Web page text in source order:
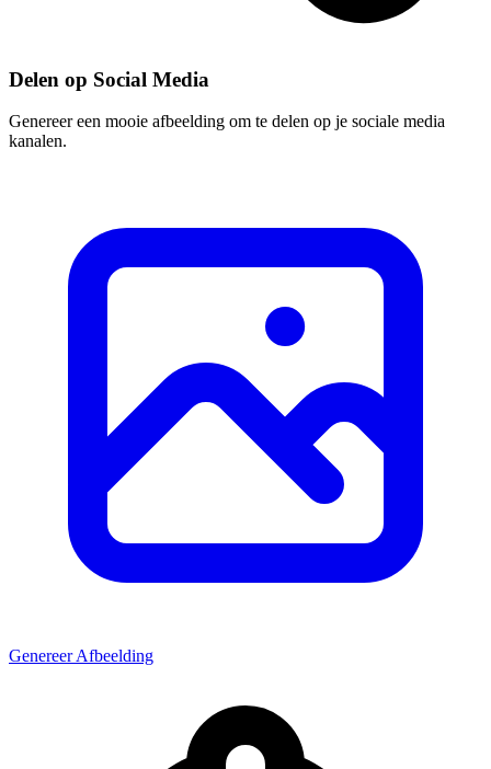
Delen op Social Media
Genereer een mooie afbeelding om te delen op je sociale media
kanalen.
Genereer Afbeelding